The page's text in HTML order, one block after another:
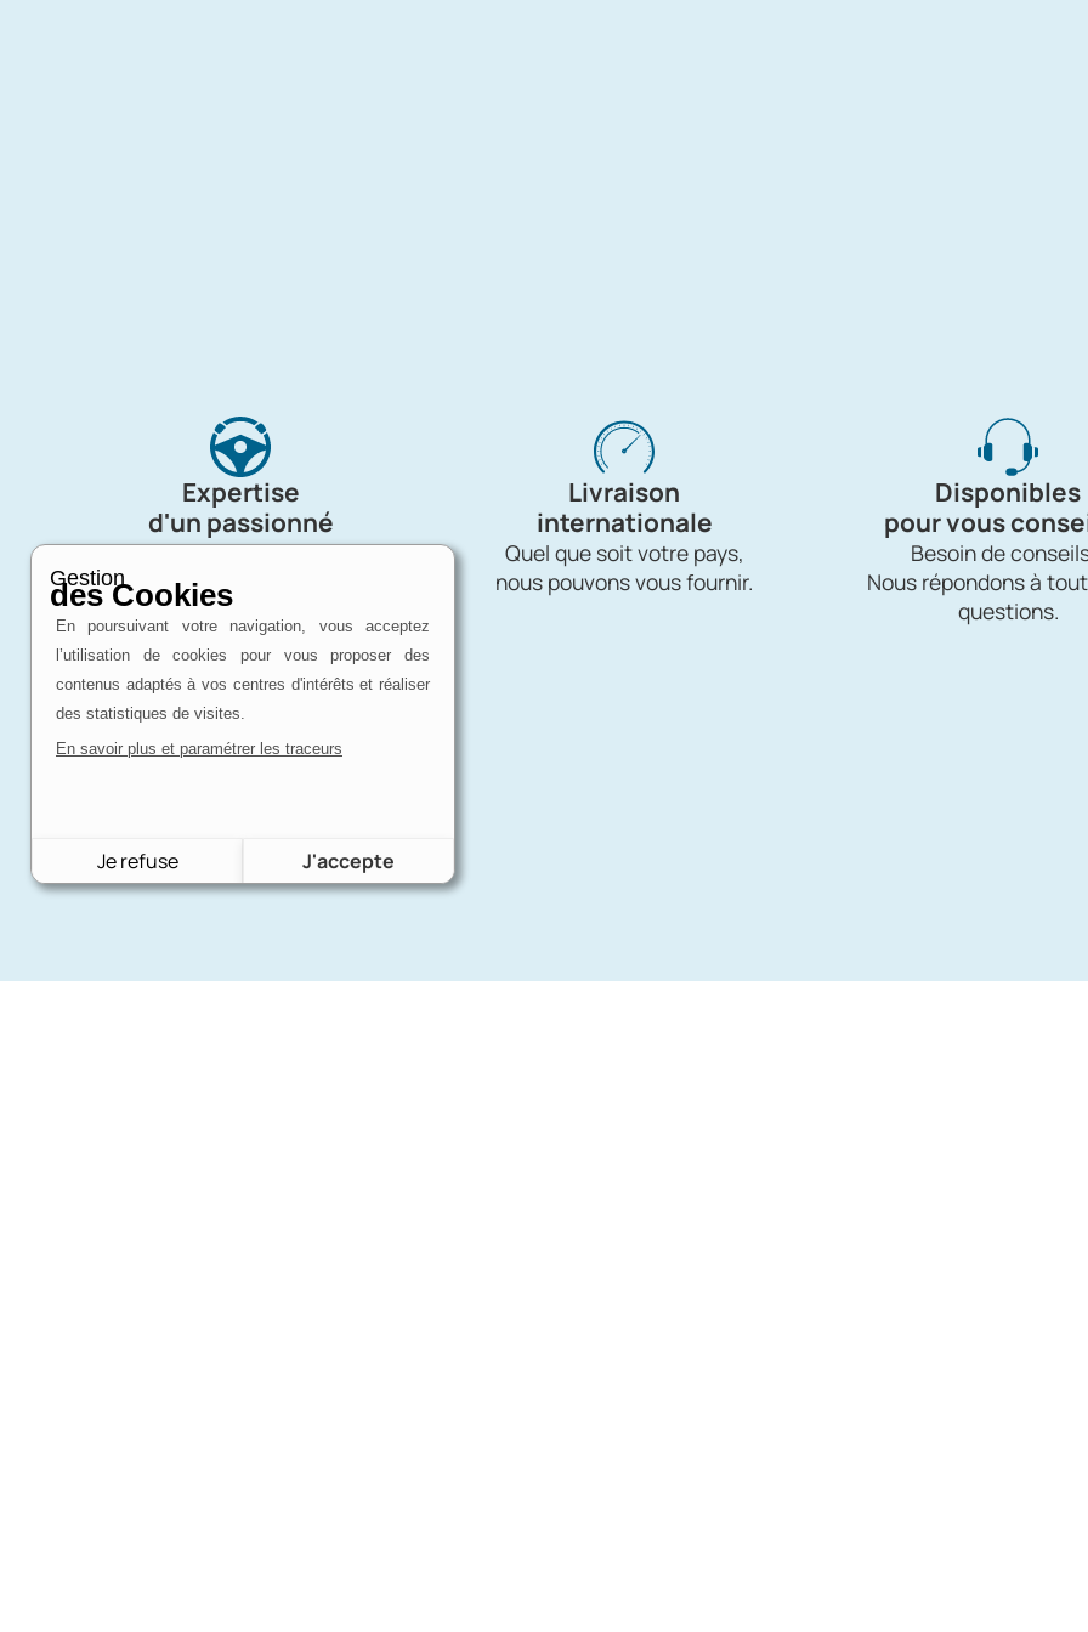
Expertise
d'un passionné
Charron Auto Rétro, c'est avant tout
une affaire de passion !
Livraison
internationale
Quel que soit votre pays,
nous pouvons vous fournir.
Disponibles
pour vous
Besoin de
Nous répondons à
questions.
Gestion
des Cookies
En poursuivant votre navigation, vous acceptez
l’utilisation de cookies pour vous proposer des
contenus adaptés à vos centres d'intérêts et réaliser
des statistiques de visites.
En savoir plus et paramétrer les traceurs
Je refuse J'accepte